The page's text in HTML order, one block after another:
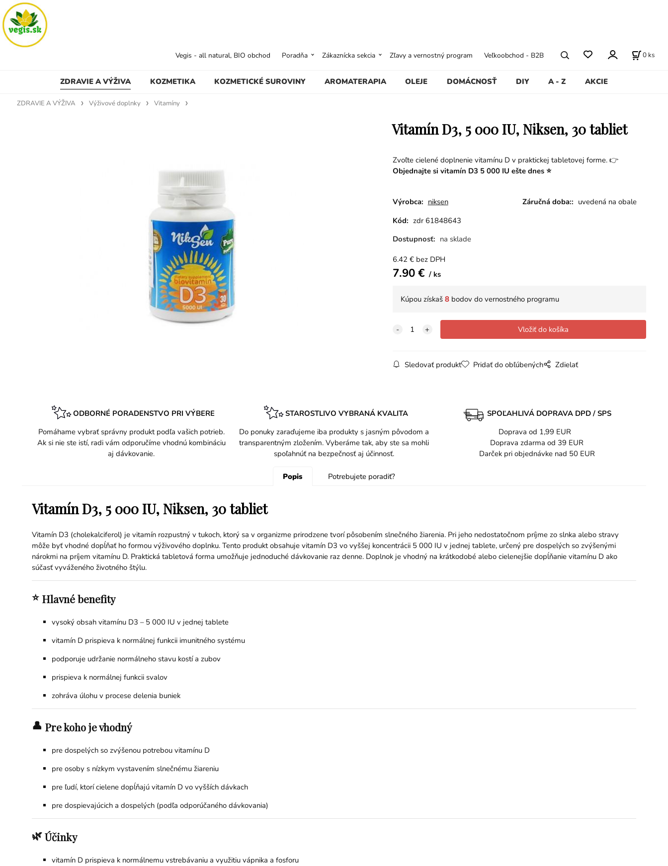
ZDRAVIE A VÝŽIVA KOZMETIKA KOZMETICKÉ SUROVINY AROMATERAPIA OLEJE DOMÁCNOSŤ DIY A - Z AKCIE
Vegis - all natural, BIO obchod Poradňa Zákaznícka sekcia Zľavy a vernostný program Veľkoobchod - B2B 0 ks
ZDRAVIE A VÝŽIVA Výživové doplnky Vitamíny
Vitamín D3, 5 000 IU, Niksen, 30 tabliet
Zvoľte cielené doplnenie vitamínu D v praktickej tabletovej forme. 👉
Objednajte si vitamín D3 5 000 IU ešte dnes ⭐
Výrobca: niksen Záručná doba:: uvedená na obale
Kód: zdr 61848643
Dostupnosť: na sklade
6.42 € bez DPH
7.90€ ks
Kúpou získaš 8bodov do vernostného programu
Sledovať produkt Pridať do obľúbených Zdielať
ODBORNÉ PORADENSTVO PRI VÝBERE
Pomáhame vybrať správny produkt podľa vašich potrieb.
Ak si nie ste istí, radi vám odporučíme vhodnú kombináciu
aj dávkovanie.
STAROSTLIVO VYBRANÁ KVALITA
Do ponuky zaraďujeme iba produkty s jasným pôvodom a
transparentným zložením. Vyberáme tak, aby ste sa mohli
spoľahnúť na bezpečnosť aj účinnosť.
SPOĽAHLIVÁ DOPRAVA DPD / SPS
Doprava od 1,99 EUR
Doprava zdarma od 39 EUR
Darček pri objednávke nad 50 EUR
Popis Potrebujete poradiť?
Vitamín D3, 5 000 IU, Niksen, 30 tabliet
Vitamín D3 (cholekalciferol) je vitamín rozpustný v tukoch, ktorý sa v organizme prirodzene tvorí pôsobením slnečného žiarenia. Pri jeho nedostatočnom príjme zo slnka alebo stravy
môže byť vhodné dopĺňať ho formou výživového doplnku. Tento produkt obsahuje vitamín D3 vo vyššej koncentrácii 5 000 IU v jednej tablete, určený pre dospelých so zvýšenými
nárokmi na príjem vitamínu D. Praktická tabletová forma umožňuje jednoduché dávkovanie raz denne. Doplnok je vhodný na krátkodobé alebo cielenejšie dopĺňanie vitamínu D ako
súčasť vyváženého životného štýlu.
⭐ Hlavné benefity
vysoký obsah vitamínu D3 – 5 000 IU v jednej tablete
vitamín D prispieva k normálnej funkcii imunitného systému
podporuje udržanie normálneho stavu kostí a zubov
prispieva k normálnej funkcii svalov
zohráva úlohu v procese delenia buniek
👤 Pre koho je vhodný
pre dospelých so zvýšenou potrebou vitamínu D
pre osoby s nízkym vystavením slnečnému žiareniu
pre ľudí, ktorí cielene dopĺňajú vitamín D vo vyšších dávkach
pre dospievajúcich a dospelých (podľa odporúčaného dávkovania)
🌿Účinky
vitamín D prispieva k normálnemu vstrebávaniu a využitiu vápnika a fosforu